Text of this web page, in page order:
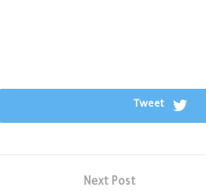
Tweet
Next Post